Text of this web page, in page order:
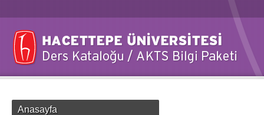
Anasayfa